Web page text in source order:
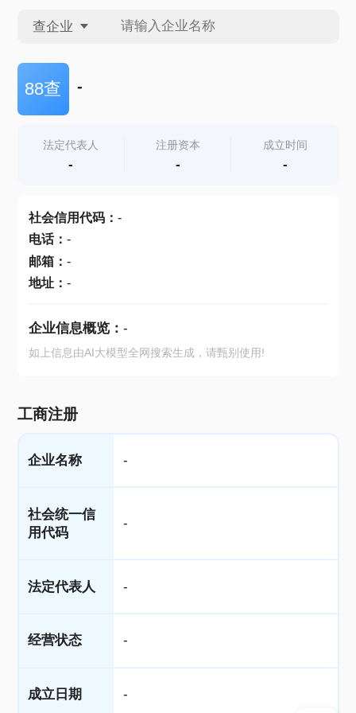
查企业
查企业
查产地
88查 -
法定代表人
-
注册资本
-
成立时间
-
社会信用代码： -
电话： -
邮箱： -
地址： -
企业信息概览： -
如上信息由AI大模型全网搜索生成，请甄别使用!
工商注册
企业名称 -
社会统一信
用代码
-
法定代表人 -
经营状态 -
成立日期 -